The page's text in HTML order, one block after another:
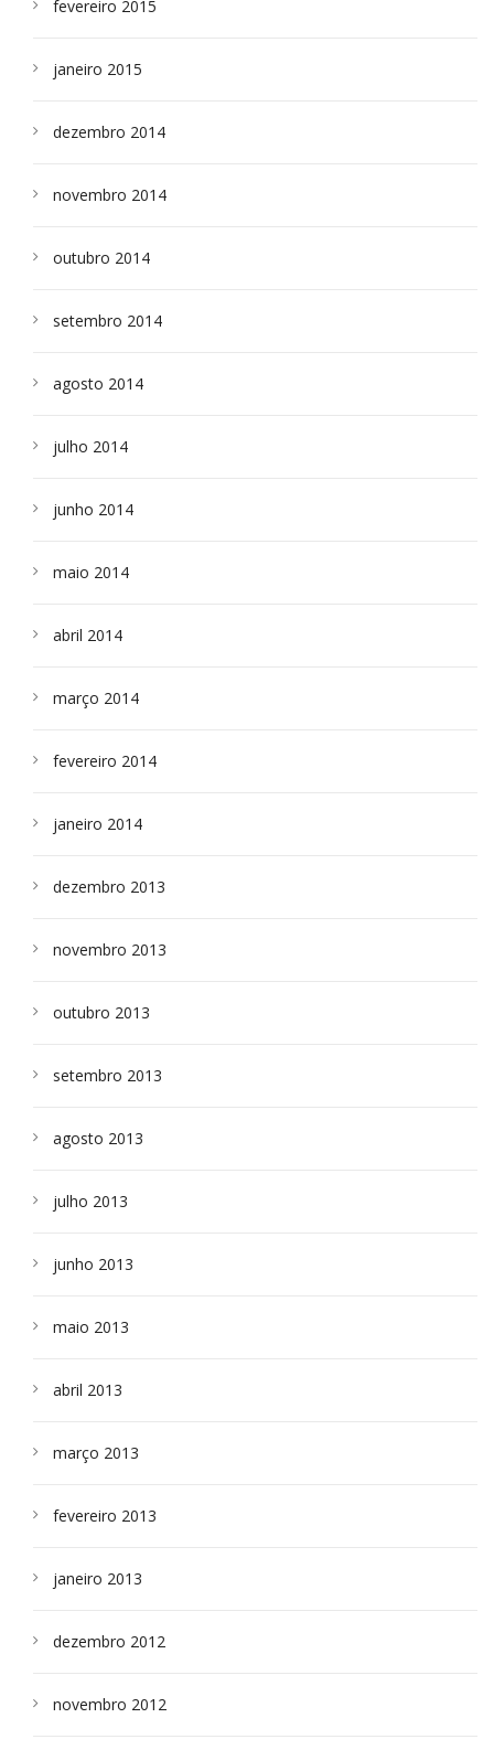
fevereiro 2015
janeiro 2015
dezembro 2014
novembro 2014
outubro 2014
setembro 2014
agosto 2014
julho 2014
junho 2014
maio 2014
abril 2014
março 2014
fevereiro 2014
janeiro 2014
dezembro 2013
novembro 2013
outubro 2013
setembro 2013
agosto 2013
julho 2013
junho 2013
maio 2013
abril 2013
março 2013
fevereiro 2013
janeiro 2013
dezembro 2012
novembro 2012